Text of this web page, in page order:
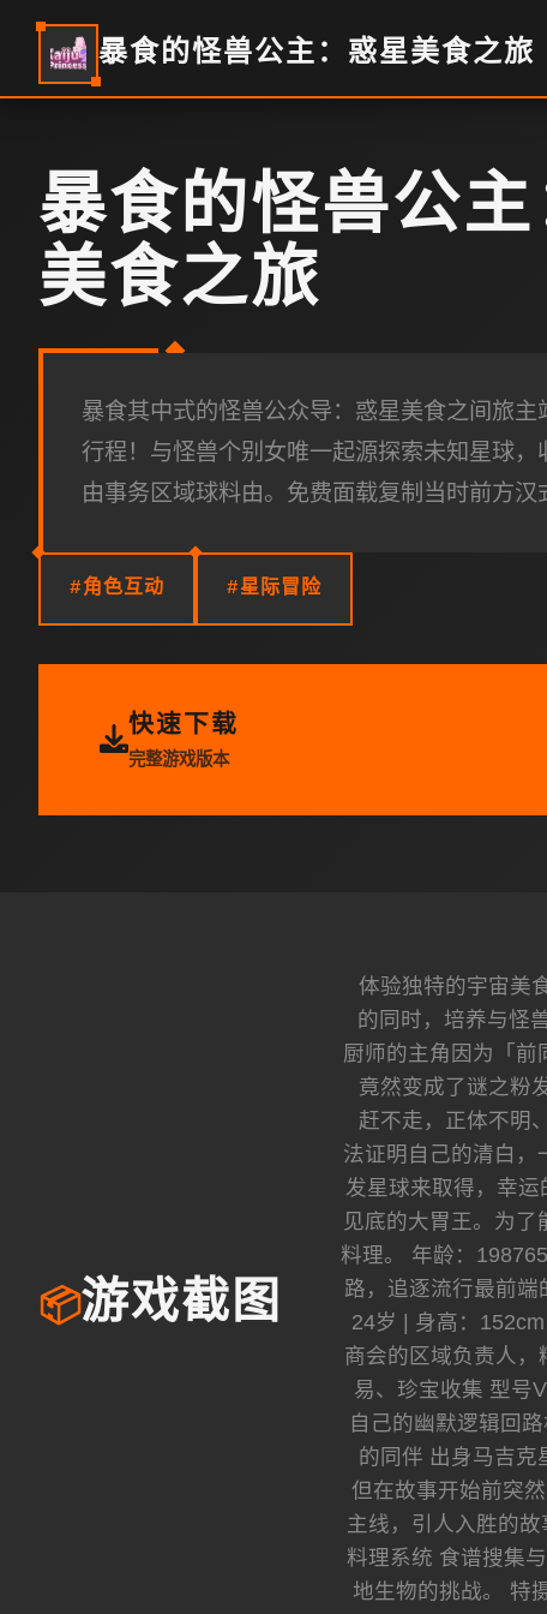
暴食的怪兽公主：惑星美食之旅
暴食的怪兽公
美食之旅
暴食其中式的怪兽公众导：惑星美食之间旅主
行程！与怪兽个别女唯一起源探索未知星球，
由事务区域球料由。免费面载复制当时前方汉
#角色互动 #星际冒险
快速下载
完整游戏版本
📦游戏截图
体验独特的宇宙美
的同时，培养与怪
厨师的主角因为「前
竟然变成了谜之粉
赶不走，正体不明
法证明自己的清白，
发星球来取得，幸
见底的大胃王。为
料理。 年龄：
路，追逐流行最前端
24岁 | 身高：
商会的区域负责人
易、珍宝收集 型号
自己的幽默逻辑回
的同伴 出身马吉克
但在故事开始前突
主线，引人入胜的
料理系统 食谱搜集
地生物的挑战。 特